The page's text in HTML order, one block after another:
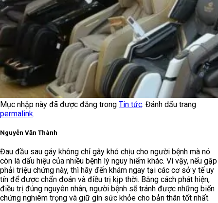
Mục nhập này đã được đăng trong Tin tức. Đánh dấu trang
permalink.
Nguyễn Văn Thành
Đau đầu sau gáy không chỉ gây khó chịu cho người bệnh mà nó
còn là dấu hiệu của nhiều bệnh lý nguy hiểm khác. Vì vậy, nếu gặp
phải triệu chứng này, thì hãy đến khám ngay tại các cơ sở y tế uy
tín để được chẩn đoán và điều trị kịp thời. Bằng cách phát hiện,
điều trị đúng nguyên nhân, người bệnh sẽ tránh được những biến
chứng nghiêm trọng và giữ gìn sức khỏe cho bản thân tốt nhất.